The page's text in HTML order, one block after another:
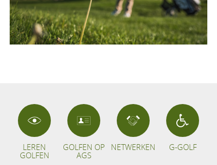
LEREN
GOLFEN
GOLFEN OP
AGS
NETWERKEN G-GOLF